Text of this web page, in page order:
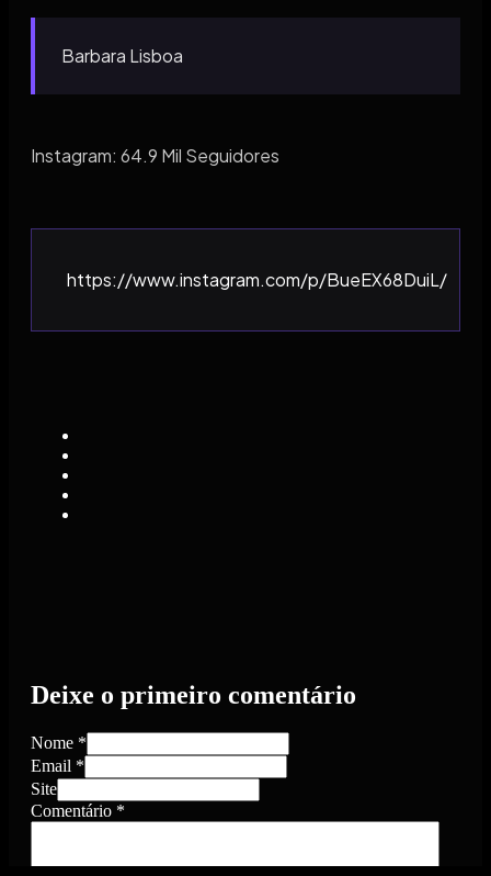
Barbara Lisboa
Instagram: 64.9 Mil Seguidores
https://www.instagram.com/p/BueEX68DuiL/
Deixe o primeiro comentário
Nome *
Email *
Site
Comentário *